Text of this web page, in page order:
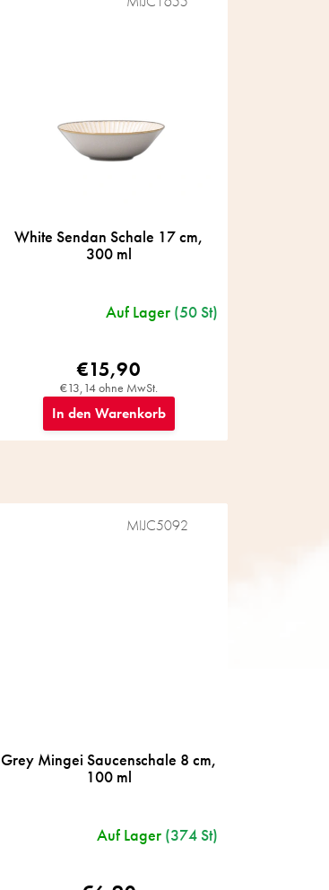
White Sendan Schale 17 cm,
300 ml
Auf Lager (50 St)
€13,14 ohne MwSt.
€15,90
In den Warenkorb
Grey Mingei Saucenschale 8 cm,
100 ml
Auf Lager (374 St)
MIJC5092